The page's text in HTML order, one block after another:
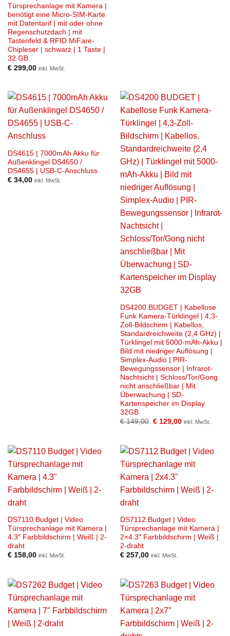
Türsprechanlage mit Kamera |
benötigt eine Micro-SIM-Karte
mit Datentarif | mit oder ohne
Regenschutzdach | mit
Tastenfeld & RFID MiFare-
Chipleser | schwarz | 1 Taste |
32 GB
€299,00 inkl. MwSt.
DS4615 | 7000mAh Akku für
Außenklingel DS4650 /
DS4655 | USB-C-Anschluss
€34,00 inkl. MwSt.
DS4200 BUDGET | Kabellose
Funk Kamera-Türklingel | 4,3-
Zoll-Bildschirm | Kabellos,
Standardreichweite (2,4 GHz) |
Türklingel mit 5000-mAh-Akku |
Bild mit niedriger Auflösung |
Simplex-Audio | PIR-
Bewegungssensor | Infrarot-
Nachtsicht | Schloss/Tor/Gong
nicht anschließbar | Mit
Überwachung | SD-
Kartenspeicher im Display
32GB
€149,00 Ursprünglicher
€129,00Aktueller
inkl. MwSt.
DS7110 Budget | Video
Türsprechanlage mit Kamera |
4.3″ Farbbildschirm | Weiß | 2-
draht
€158,00 inkl. MwSt.
DS7112 Budget | Video
Türsprechanlage mit Kamera |
2×4.3″ Farbbildschirm | Weiß |
2-draht
€257,00 inkl. MwSt.